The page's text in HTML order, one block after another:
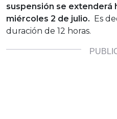
suspensión se extenderá
miércoles 2 de julio.
Es
duración de 12 horas.